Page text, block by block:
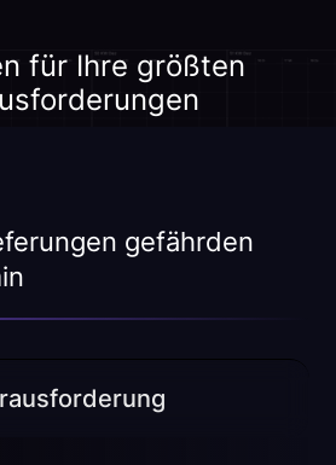
für Ihre größten
gefährden